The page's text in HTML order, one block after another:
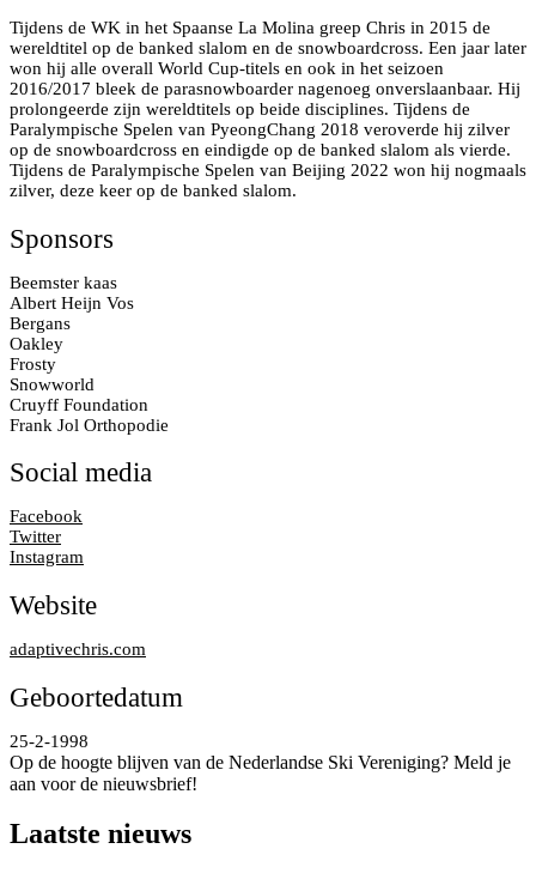
Tijdens de WK in het Spaanse La Molina greep Chris in 2015 de
wereldtitel op de banked slalom en de snowboardcross. Een jaar later
won hij alle overall World Cup-titels en ook in het seizoen
2016/2017 bleek de parasnowboarder nagenoeg onverslaanbaar. Hij
prolongeerde zijn wereldtitels op beide disciplines. Tijdens de
Paralympische Spelen van PyeongChang 2018 veroverde hij zilver
op de snowboardcross en eindigde op de banked slalom als vierde.
Tijdens de Paralympische Spelen van Beijing 2022 won hij nogmaals
zilver, deze keer op de banked slalom.
Sponsors
Beemster kaas
Albert Heijn Vos
Bergans
Oakley
Frosty
Snowworld
Cruyff Foundation
Frank Jol Orthopodie
Social media
Facebook
Twitter
Instagram
Website
adaptivechris.com
Geboortedatum
25-2-1998
Op de hoogte blijven van de Nederlandse Ski Vereniging? Meld je
aan voor de nieuwsbrief!
Laatste nieuws